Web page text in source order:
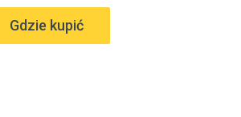
Gdzie kupić